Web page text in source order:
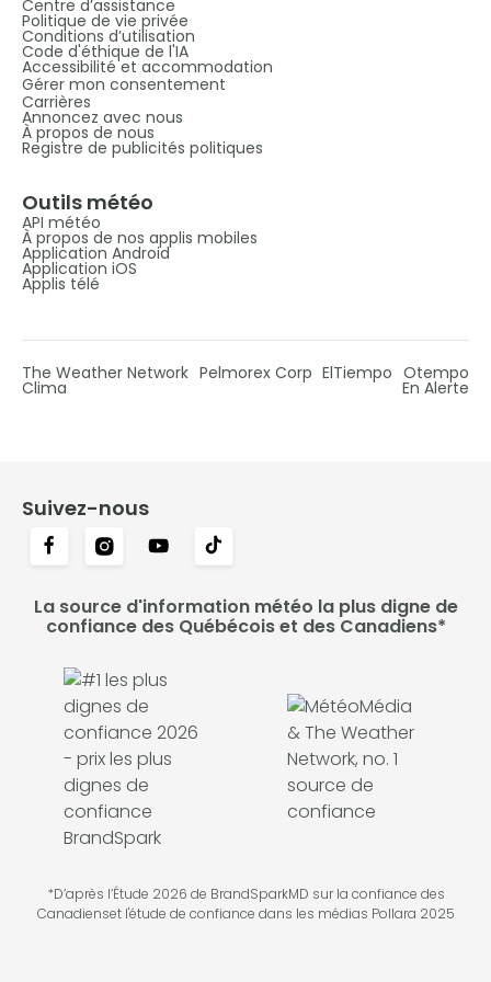
Centre d’assistance
Politique de vie privée
Conditions d’utilisation
Code d'éthique de l'IA
Accessibilité et accommodation
Gérer mon consentement
Carrières
Annoncez avec nous
À propos de nous
Registre de publicités politiques
Outils météo
API météo
À propos de nos applis mobiles
Application Android
Application iOS
Applis télé
The Weather Network Pelmorex Corp ElTiempo Otempo
Clima En Alerte
Suivez-nous
La source d'information météo la plus digne de
confiance des Québécois et des Canadiens*
*D’après l’Étude 2026 de BrandSparkMD sur la confiance des
Canadienset l'étude de confiance dans les médias Pollara 2025